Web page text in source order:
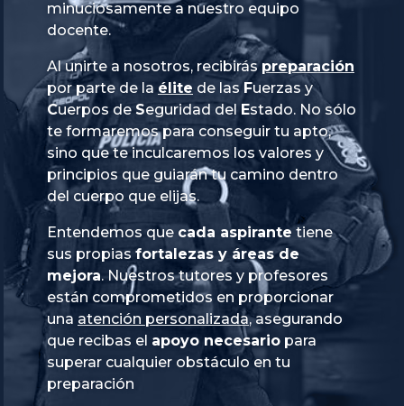
minuciosamente a nuestro equipo
docente.
Al unirte a nosotros, recibiráspreparación
por parte de la élite de las Fuerzas y
Cuerpos de Seguridad del Estado. No sólo
te formaremos para conseguir tu apto,
sino que te inculcaremos los valores y
principios que guiarán tu camino dentro
del cuerpo que elijas.
Entendemos que cada aspirante tiene
sus propias fortalezas y áreas de
mejora. Nuestros tutores y profesores
están comprometidos en proporcionar
una atención personalizada, asegurando
que recibas el apoyo necesario para
superar cualquier obstáculo en tu
preparación